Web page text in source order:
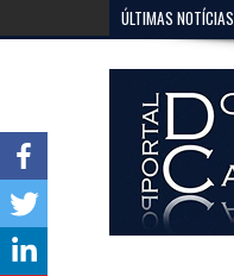
ÚLTIMAS NOTÍCIAS